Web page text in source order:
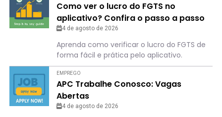
Como ver o lucro do FGTS no
aplicativo? Confira o passo a passo
4 de agosto de 2026
Aprenda como verificar o lucro do FGTS de
forma fácil e prática pelo aplicativo.
EMPREGO
APC Trabalhe Conosco: Vagas
Abertas
4 de agosto de 2026